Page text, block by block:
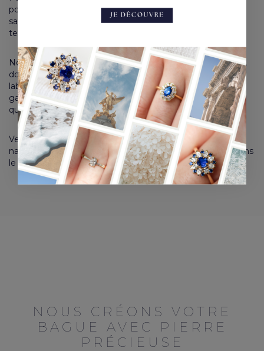
pourrions vous présenter une gamme de magnifiques
saphirs dans les nuances que vous appréciez, toujours en
tenant compte du budget qui a été préalablement établi.
Nous ne travaillons qu’avec des fournisseurs de confiance,
dont les pierres sont systématiquement certifiées par un
laboratoire de gemmologie, condition impérative pour
garantir l’authenticité, la meilleure traçabilité possible et la
qualité de chaque gemme ornant nos créations.
Veuillez noter que nous ne proposons pas de pierre
naturelle fine ou précieuse à l’achat, mais uniquement dans
le contexte de la création d’un bijou.
NOUS CRÉONS VOTRE
BAGUE AVEC PIERRE
PRÉCIEUSE